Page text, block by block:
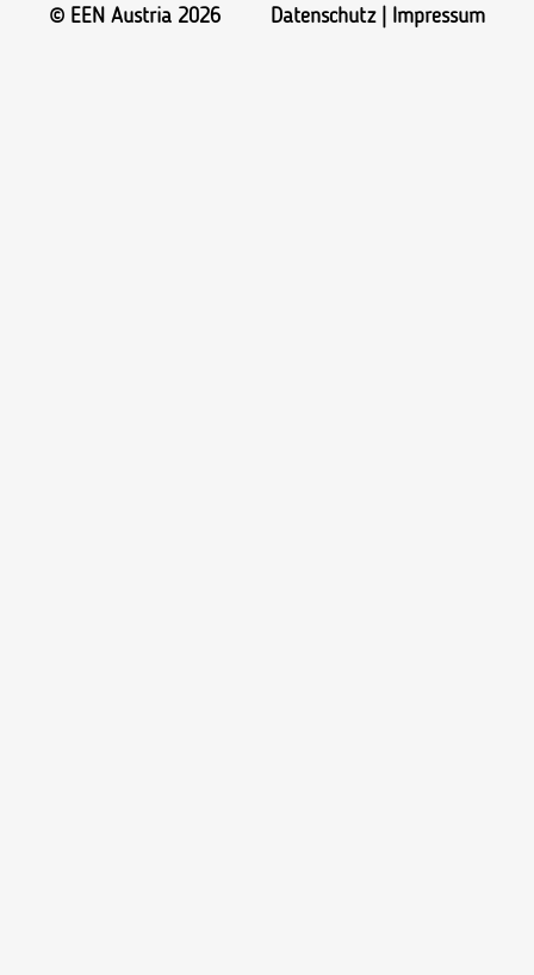
© EEN Austria 2026 Datenschutz| Impressum